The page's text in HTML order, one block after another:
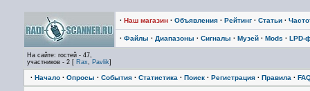
· Наш магазин · Объявления · Рейтинг · Статьи ·
· Файлы · Диапазоны · Сигналы · Музей · Mods · LPD-
На сайте: гостей - 47,
участников - 2 [ Rax, Pavlik]
· Начало · Опросы · События · Статистика · Поиск · Регистрация · Правила ·